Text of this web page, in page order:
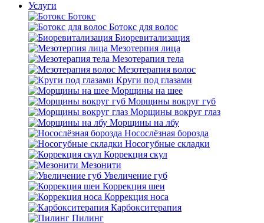
Услуги
Ботокс
Ботокс для волос
Биоревитализация
Мезотерпия лица
Мезотерапия тела
Мезотерапия волос
Круги под глазами
Морщины на шее
Морщины вокруг губ
Морщины вокруг глаз
Морщины на лбу
Носослёзная борозда
Носогубные складки
Коррекция скул
Мезонити
Увеличение губ
Коррекция шеи
Коррекция носа
Карбокситерапия
Пилинг